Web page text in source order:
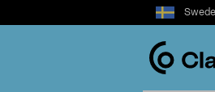
Select
market